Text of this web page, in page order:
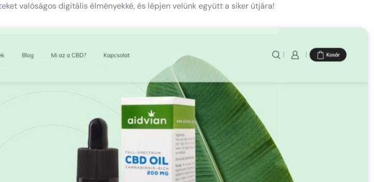
valóságos digitális élményekké, és lépjen velünk együtt a siker útjára!